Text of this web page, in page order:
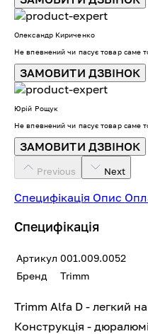
Олександр Кириченко
Не впевнений чи пасує товар саме
ЗАМОВИТИ ДЗВІНОК
Юрій Рощук
Не впевнений чи пасує товар саме
ЗАМОВИТИ ДЗВІНОК
Previous Next
Специфікація Опис
Специфікація
Артикул 001.009.0052
Бренд
Trimm
Trimm Alfa D - легкий
Конструкція -